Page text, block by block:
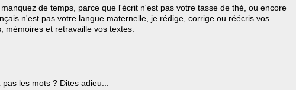
de temps, parce que l'écrit n'est pas votre tasse de thé, ou encore
n'est pas votre langue maternelle, je rédige, corrige ou réécris vos
mémoires et retravaille vos textes.
les mots ? Dites adieu...